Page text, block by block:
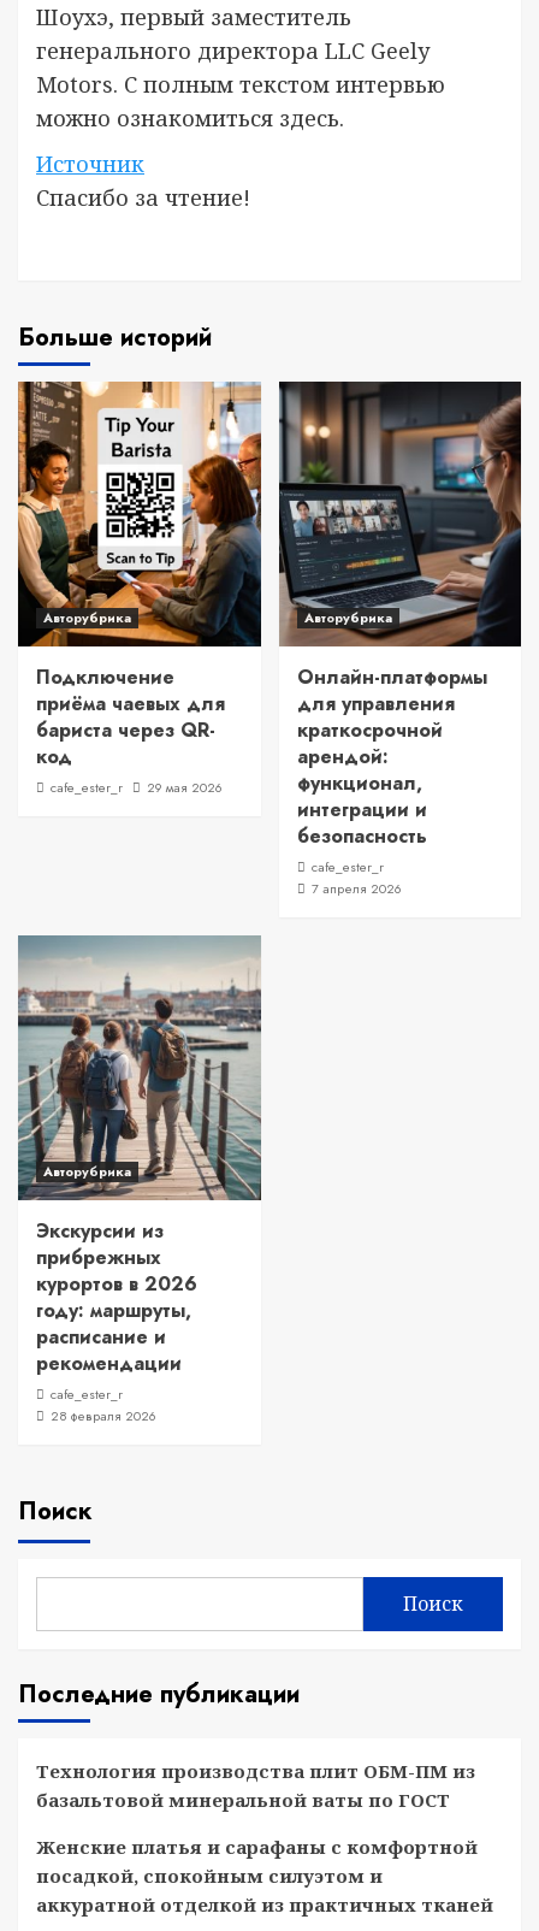
Шоухэ, первый заместитель
генерального директора LLC Geely
Motors. С полным текстом интервью
можно ознакомиться здесь.
Источник
Спасибо за чтение!
Больше историй
Авторубрика
Подключение
приёма чаевых для
бариста через QR-
код
cafe_ester_r 29 мая 2026
Авторубрика
Онлайн-платформы
для управления
краткосрочной
арендой:
функционал,
интеграции и
безопасность
cafe_ester_r
7 апреля 2026
Авторубрика
Экскурсии из
прибрежных
курортов в 2026
году: маршруты,
расписание и
рекомендации
cafe_ester_r
28 февраля 2026
Поиск
Поиск
Последние публикации
Технология производства плит ОБМ-ПМ из
базальтовой минеральной ваты по ГОСТ
Женские платья и сарафаны с комфортной
посадкой, спокойным силуэтом и
аккуратной отделкой из практичных тканей